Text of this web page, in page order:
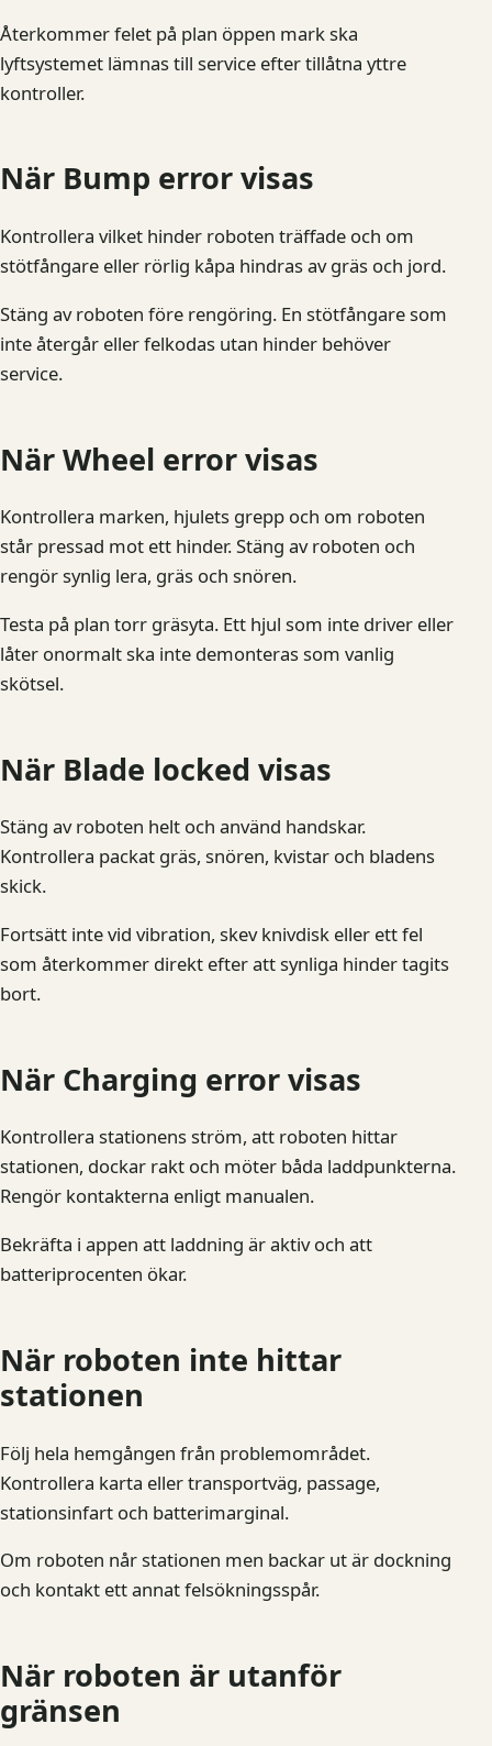
Återkommer felet på plan öppen mark ska
lyftsystemet lämnas till service efter tillåtna yttre
kontroller.
När Bump error visas
Kontrollera vilket hinder roboten träffade och om
stötfångare eller rörlig kåpa hindras av gräs och jord.
Stäng av roboten före rengöring. En stötfångare som
inte återgår eller felkodas utan hinder behöver
service.
När Wheel error visas
Kontrollera marken, hjulets grepp och om roboten
står pressad mot ett hinder. Stäng av roboten och
rengör synlig lera, gräs och snören.
Testa på plan torr gräsyta. Ett hjul som inte driver eller
låter onormalt ska inte demonteras som vanlig
skötsel.
När Blade locked visas
Stäng av roboten helt och använd handskar.
Kontrollera packat gräs, snören, kvistar och bladens
skick.
Fortsätt inte vid vibration, skev knivdisk eller ett fel
som återkommer direkt efter att synliga hinder tagits
bort.
När Charging error visas
Kontrollera stationens ström, att roboten hittar
stationen, dockar rakt och möter båda laddpunkterna.
Rengör kontakterna enligt manualen.
Bekräfta i appen att laddning är aktiv och att
batteriprocenten ökar.
När roboten inte hittar
stationen
Följ hela hemgången från problemområdet.
Kontrollera karta eller transportväg, passage,
stationsinfart och batterimarginal.
Om roboten når stationen men backar ut är dockning
och kontakt ett annat felsökningsspår.
När roboten är utanför
gränsen